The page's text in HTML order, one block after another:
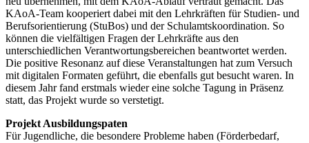
KAoA-Team kooperiert dabei mit den Lehrkräften für Studien- und
Berufsorientierung (StuBos) und der Schulamtskoordination. So
können die vielfältigen Fragen der Lehrkräfte aus den
unterschiedlichen Verantwortungsbereichen beantwortet werden.
Die positive Resonanz auf diese Veranstaltungen hat zum Versuch
mit digitalen Formaten geführt, die ebenfalls gut besucht waren. In
diesem Jahr fand erstmals wieder eine solche Tagung in Präsenz
statt, das Projekt wurde so verstetigt.
Projekt Ausbildungspaten
Für Jugendliche, die besondere Probleme haben (Förderbedarf,